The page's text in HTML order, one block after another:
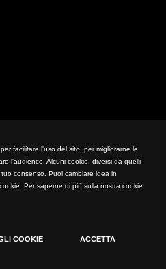
facilitare l'uso del sito, per migliorarne le
l'audience. Alcuni cookie, diversi da quelli
consenso. Puoi cambiare idea in
Per saperne di più sulla nostra cookie
COOKIE ACCETTA